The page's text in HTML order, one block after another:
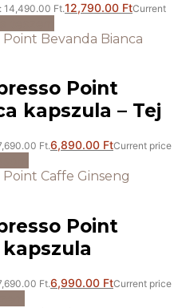
14,490.00 Ft.12,790.00 FtCurrent
Point
kapszula – Tej
Ft.6,890.00 FtCurrent price
Point
Ft.6,990.00 FtCurrent price